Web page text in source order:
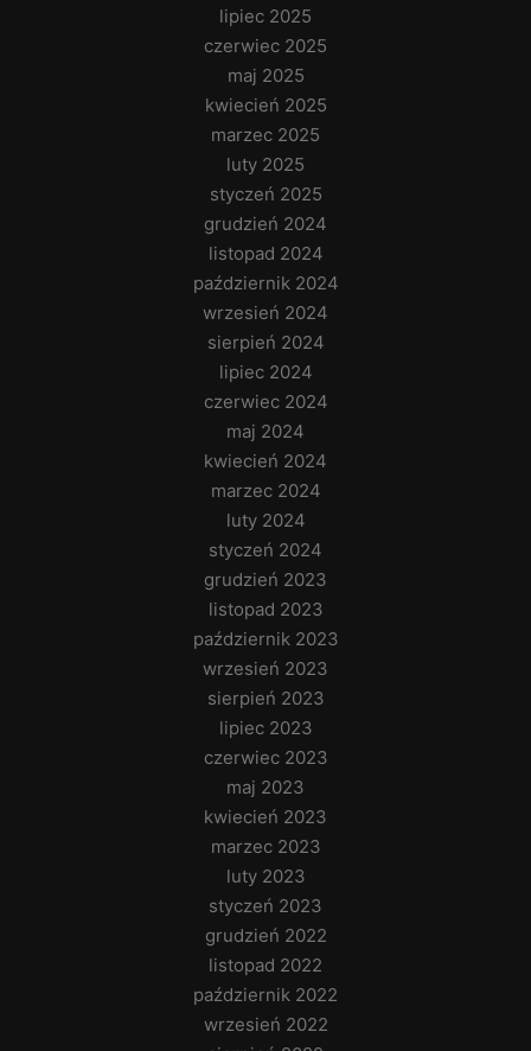
lipiec 2025
czerwiec 2025
maj 2025
kwiecień 2025
marzec 2025
luty 2025
styczeń 2025
grudzień 2024
listopad 2024
październik 2024
wrzesień 2024
sierpień 2024
lipiec 2024
czerwiec 2024
maj 2024
kwiecień 2024
marzec 2024
luty 2024
styczeń 2024
grudzień 2023
listopad 2023
październik 2023
wrzesień 2023
sierpień 2023
lipiec 2023
czerwiec 2023
maj 2023
kwiecień 2023
marzec 2023
luty 2023
styczeń 2023
grudzień 2022
listopad 2022
październik 2022
wrzesień 2022